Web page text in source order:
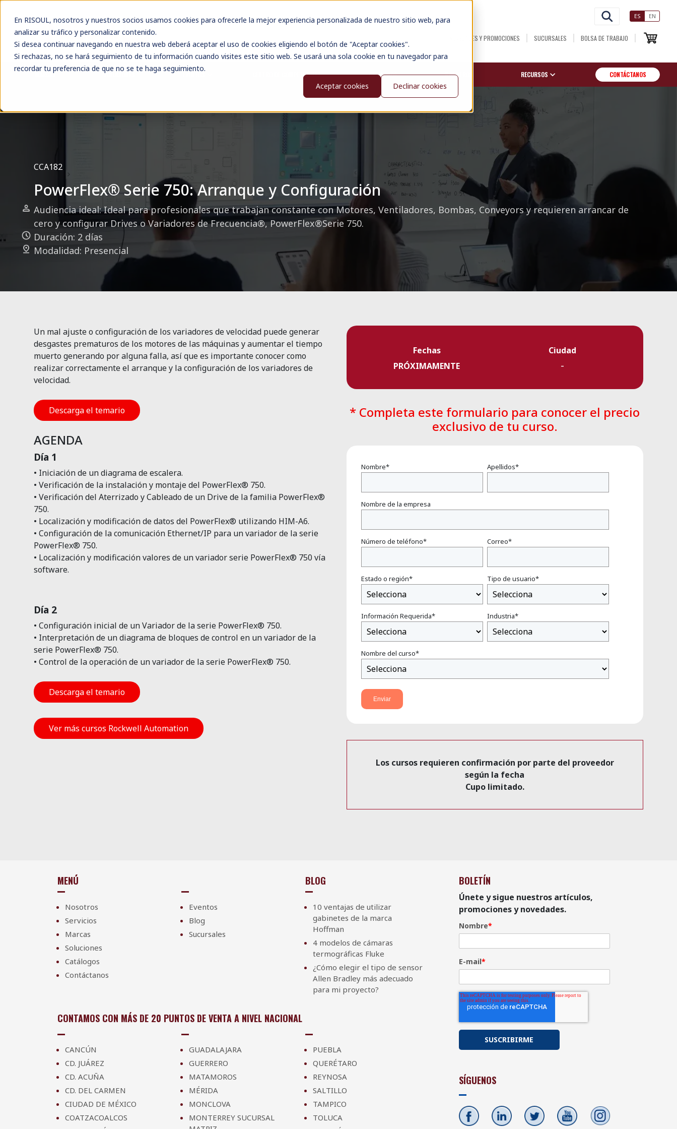
En RISOUL, nosotros y nuestros socios usamos cookies para ofrecerle la mejor experiencia personalizada de nuestro sitio web, para
analizar su tráfico y personalizar contenido.
Si desea continuar navegando en nuestra web deberá aceptar el uso de cookies eligiendo el botón de "Aceptar cookies".
Si rechazas, no se hará seguimiento de tu información cuando visites este sitio web. Se usará una sola cookie en tu navegador para
recordar tu preferencia de que no se te haga seguimiento.
Aceptar cookies
Declinar cookies
ES EN
NOVEDADES Y PROMOCIONES SUCURSALES BOLSA DE TRABAJO
MARCAS SOLUCIONES CENTRO DE COMPETENCIAS CATÁLOGOS NOSOTROS RECURSOS CONTÁCTANOS
CCA182
PowerFlex® Serie 750: Arranque y Configuración
Audiencia ideal: Ideal para profesionales que trabajan constante con Motores, Ventiladores, Bombas, Conveyors y requieren arrancar de
cero y configurar Drives o Variadores de Frecuencia®, PowerFlex®Serie 750.
Duración: 2 días
Modalidad: Presencial
Un mal ajuste o configuración de los variadores de velocidad puede generar
desgastes prematuros de los motores de las máquinas y aumentar el tiempo
muerto generando por alguna falla, así que es importante conocer como
realizar correctamente el arranque y la configuración de los variadores de
velocidad.
Descarga el temario
AGENDA
Día 1
• Iniciación de un diagrama de escalera.
• Verificación de la instalación y montaje del PowerFlex® 750.
• Verificación del Aterrizado y Cableado de un Drive de la familia PowerFlex®
750.
• Localización y modificación de datos del PowerFlex® utilizando HIM-A6.
• Configuración de la comunicación Ethernet/IP para un variador de la serie
PowerFlex® 750.
• Localización y modificación valores de un variador serie PowerFlex® 750 vía
software.
Día 2
• Configuración inicial de un Variador de la serie PowerFlex® 750.
• Interpretación de un diagrama de bloques de control en un variador de la
serie PowerFlex® 750.
• Control de la operación de un variador de la serie PowerFlex® 750.
Descarga el temario
Ver más cursos Rockwell Automation
Fechas
PRÓXIMAMENTE
Ciudad
-
* Completa este formulario para conocer el precio
exclusivo de tu curso.
Nombre* Apellidos*
Nombre de la empresa
Número de teléfono* Correo*
Estado o región* Tipo de usuario*
Información Requerida* Industria*
Nombre del curso*
Los cursos requieren confirmación por parte del proveedor
según la fecha
Cupo limitado.
MENÚ
Nosotros
Servicios
Marcas
Soluciones
Catálogos
Contáctanos
Eventos
Blog
Sucursales
BLOG
10 ventajas de utilizar
gabinetes de la marca
Hoffman
4 modelos de cámaras
termográficas Fluke
¿Cómo elegir el tipo de sensor
Allen Bradley más adecuado
para mi proyecto?
CONTAMOS CON MÁS DE 20 PUNTOS DE VENTA A NIVEL NACIONAL
CANCÚN
CD. JUÁREZ
CD. ACUÑA
CD. DEL CARMEN
CIUDAD DE MÉXICO
COATZACOALCOS
GUADALAJARA
GUERRERO
MATAMOROS
MÉRIDA
MONCLOVA
MONTERREY SUCURSAL
PUEBLA
QUERÉTARO
REYNOSA
SALTILLO
TAMPICO
TOLUCA
BOLETÍN
Únete y sigue nuestros artículos,
promociones y novedades.
Nombre*
E-mail*
SÍGUENOS